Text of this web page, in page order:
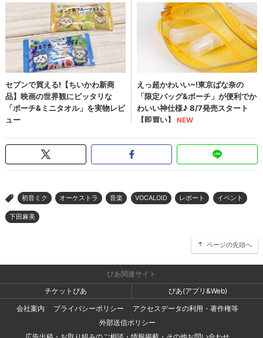
> 初音ミク オーケストラ 音楽 VOCALOID レポート イベント
下田麻美
ページの先頭へ
ぴあ関連サイト
チケットぴあ
ぴあ(アプリ&Web)
会社案内
プライバシーポリシー
アクセスデータの利用・著作権等
外部送信ポリシー